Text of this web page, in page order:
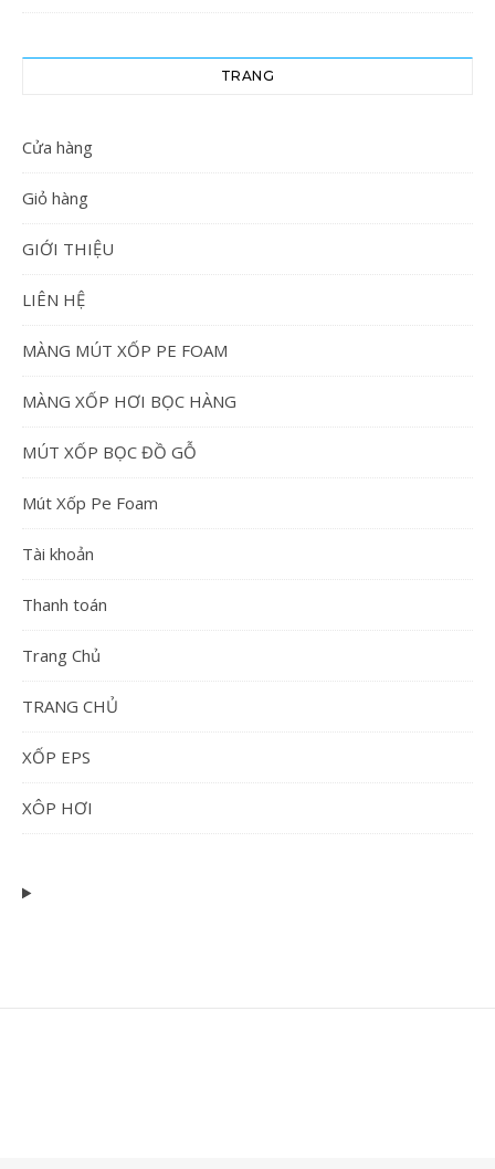
TRANG
Cửa hàng
Giỏ hàng
GIỚI THIỆU
LIÊN HỆ
MÀNG MÚT XỐP PE FOAM
MÀNG XỐP HƠI BỌC HÀNG
MÚT XỐP BỌC ĐỒ GỖ
Mút Xốp Pe Foam
Tài khoản
Thanh toán
Trang Chủ
TRANG CHỦ
XỐP EPS
XÔP HƠI